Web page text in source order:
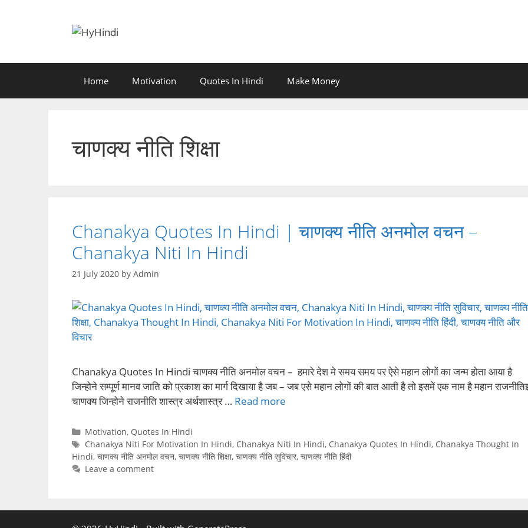
Home Motivation Quotes In Hindi Make Money
चाणक्य नीति शिक्षा
Chanakya Quotes In Hindi | चाणक्य नीति अनमोल वचन –
Chanakya Niti In Hindi
21 July 2020 by Admin
Chanakya Quotes In Hindi चाणक्य नीति अनमोल वचन – हमारे देश मे समय समय पर ऐसे महान लोगों का जन्म होता आया है
जिन्होने सम्पूर्ण मानव जाति को प्रकाश का मार्ग दिखाया है जब – जब एसे महान लोगों की बात आती है तो इसमें एक नाम है महान
चाणक्य जिन्होने राजनीति शास्त्र अर्थशास्त्र … Read more
Categories
Motivation, Quotes In Hindi
Tags
Chanakya Niti For Motivation In Hindi, Chanakya Niti In Hindi, Chanakya Quotes In Hindi, Chanakya Thought In
Hindi, चाणक्य नीति अनमोल वचन, चाणक्य नीति शिक्षा, चाणक्य नीति सुविचार, चाणक्य नीति हिंदी
Leave a comment